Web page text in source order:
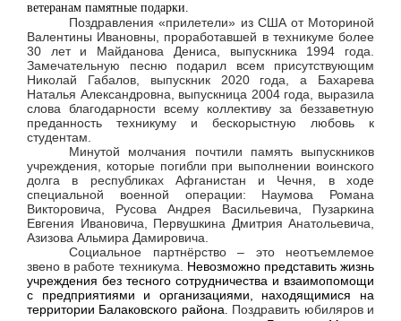
ветеранам памятные подарки.
Поздравления «прилетели» из США от Моториной
Валентины Ивановны, проработавшей в техникуме более
30 лет и Майданова Дениса, выпускника 1994 года.
Замечательную песню подарил всем присутствующим
Николай Габалов, выпускник 2020 года, а Бахарева
Наталья Александровна, выпускница 2004 года, выразила
слова благодарности всему коллективу за беззаветную
преданность техникуму и бескорыстную любовь к
студентам.
Минутой молчания почтили память выпускников
учреждения, которые погибли при выполнении воинского
долга в республиках Афганистан и Чечня, в ходе
специальной военной операции: Наумова Романа
Викторовича, Русова Андрея Васильевича, Пузаркина
Евгения Ивановича, Первушкина Дмитрия Анатольевича,
Азизова Альмира Дамировича.
Социальное партнёрство – это неотъемлемое
звено в работе техникума. Невозможно представить жизнь
учреждения без тесного сотрудничества и взаимопомощи
с предприятиями и организациями, находящимися на
территории Балаковского района. Поздравить юбиляров и